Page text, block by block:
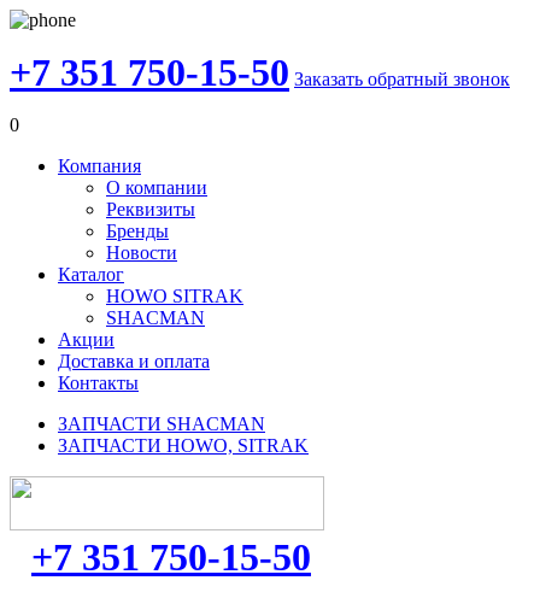
+7 351 750-15-50 Заказать обратный звонок
0
Компания
О компании
Реквизиты
Бренды
Новости
Каталог
HOWO SITRAK
SHACMAN
Акции
Доставка и оплата
Контакты
ЗАПЧАСТИ SHACMAN
ЗАПЧАСТИ HOWO, SITRAK
+7 351 750-15-50